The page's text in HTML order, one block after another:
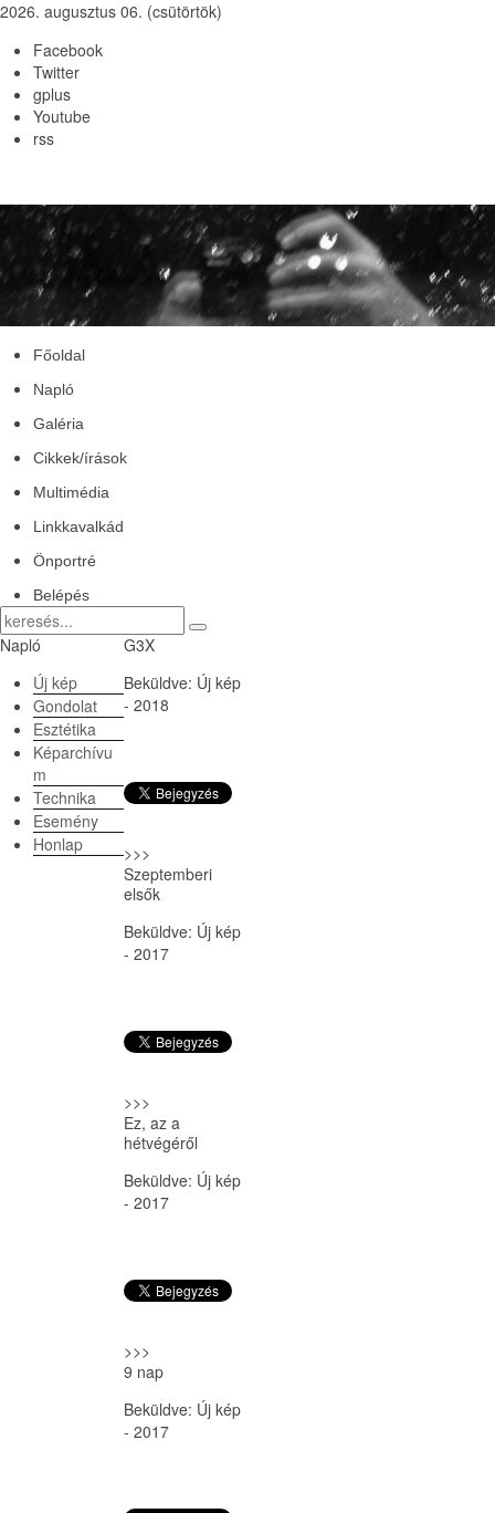
2026. augusztus 06. (csütörtök)
Facebook
Twitter
gplus
Youtube
rss
Főoldal
Napló
Galéria
Cikkek/írások
Multimédia
Linkkavalkád
Önportré
Belépés
G3X
Beküldve: Új kép
- 2018
>>>
Szeptemberi
elsők
Beküldve: Új kép
- 2017
>>>
Ez, az a
hétvégéről
Beküldve: Új kép
- 2017
>>>
9 nap
Beküldve: Új kép
- 2017
Napló
Új kép
Gondolat
Esztétika
Képarchívu
m
Technika
Esemény
Honlap